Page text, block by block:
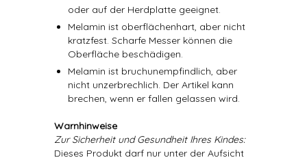
oder auf der Herdplatte geeignet.
Melamin ist oberflächenhart, aber nicht
kratzfest. Scharfe Messer können die
Oberfläche beschädigen.
Melamin ist bruchunempfindlich, aber
nicht unzerbrechlich. Der Artikel kann
brechen, wenn er fallen gelassen wird.
Warnhinweise
Zur Sicherheit und Gesundheit Ihres Kindes:
Dieses Produkt darf nur unter der Aufsicht